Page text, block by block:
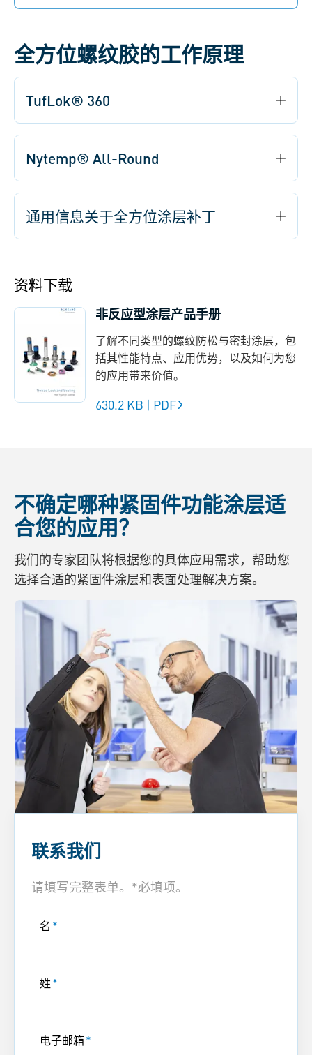
全方位螺纹胶的工作原理
TufLok® 360
Nytemp® All-Round
通用信息关于全方位涂层补丁
资料下载
非反应型涂层产品手册
了解不同类型的螺纹防松与密封涂层，包
括其性能特点、应用优势，以及如何为您
的应用带来价值。
630.2 KB | PDF
不确定哪种紧固件功能涂层适
合您的应用？
我们的专家团队将根据您的具体应用需求，帮助您
选择合适的紧固件涂层和表面处理解决方案。
联系我们
请填写完整表单。*必填项。
名 *
姓*
电子邮箱*